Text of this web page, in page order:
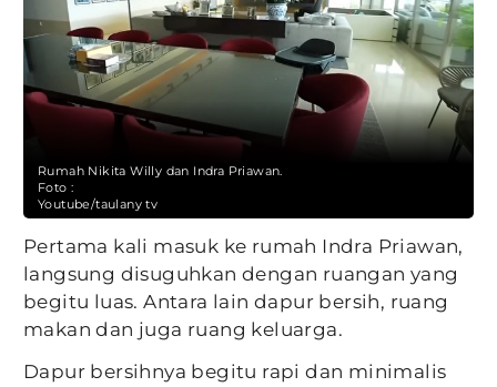
Rumah Nikita Willy dan Indra Priawan.
Foto :
Youtube/taulany tv
Pertama kali masuk ke rumah Indra Priawan,
langsung disuguhkan dengan ruangan yang
begitu luas. Antara lain dapur bersih, ruang
makan dan juga ruang keluarga.
Dapur bersihnya begitu rapi dan minimalis